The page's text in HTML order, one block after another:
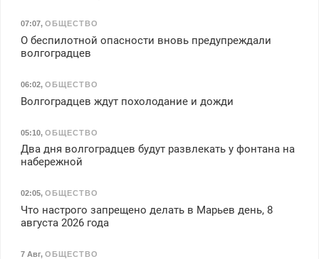
07:07, ОБЩЕСТВО
О беспилотной опасности вновь предупреждали
волгоградцев
06:02, ОБЩЕСТВО
Волгоградцев ждут похолодание и дожди
05:10, ОБЩЕСТВО
Два дня волгоградцев будут развлекать у фонтана на
набережной
02:05, ОБЩЕСТВО
Что настрого запрещено делать в Марьев день, 8
августа 2026 года
7 Авг, ОБЩЕСТВО